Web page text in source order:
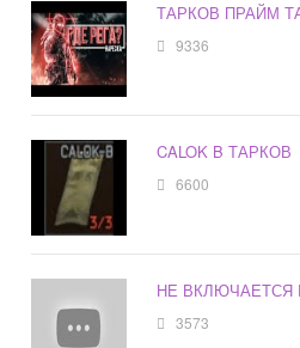
ТАРКОВ ПРАЙМ
9336
CALOK B ТАРКОВ
6600
НЕ ВКЛЮЧАЕТСЯ
3573